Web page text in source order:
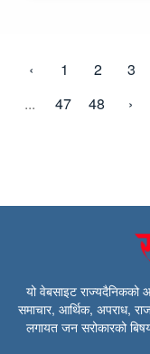
‹ 1 2 3
...
47 48 ›
यो वेबसाइट राज्यदैनिकको
समाचार, आर्थिक, अपराध,
लगायत जन सरोकारको